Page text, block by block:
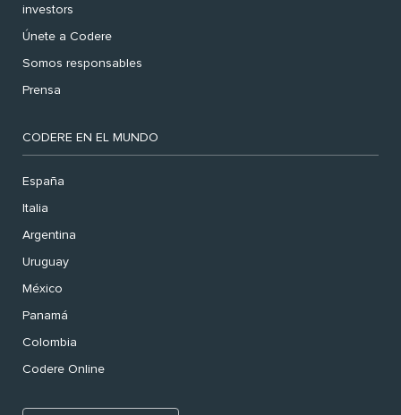
investors
Únete a Codere
Somos responsables
Prensa
CODERE EN EL MUNDO
España
Italia
Argentina
Uruguay
México
Panamá
Colombia
Codere Online